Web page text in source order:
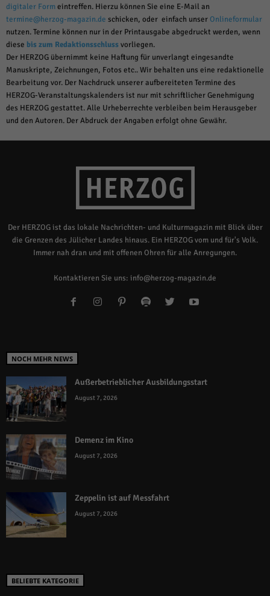
digitaler Formeintreffen. Hierzu können Sie eine E-Mail an
termine@herzog-magazin.de schicken, oder einfach unserOnlineformular
nutzen. Termine können nur in der Printausgabe abgedruckt werden, wenn
diese bis zum Redaktionsschlussvorliegen.
Der HERZOG übernimmt keine Haftung für unverlangt eingesandte
Manuskripte, Zeichnungen, Fotos etc.. Wir behalten uns eine redaktionelle
Bearbeitung vor. Der Nachdruck unserer aufbereiteten Termine des
HERZOG-Veranstaltungskalenders ist nur mit schriftlicher Genehmigung
des HERZOG gestattet. Alle Urheberrechte verbleiben beim Herausgeber
und den Autoren. Der Abdruck der Angaben erfolgt ohne Gewähr.
Der HERZOG ist das lokale Nachrichten- und Kulturmagazin mit Blick über
die Grenzen des Jülicher Landes hinaus. Ein HERZOG vom und für's Volk.
Immer nah dran und mit offenen Ohren für alle Anregungen.
Kontaktieren Sie uns: info@herzog-magazin.de
NOCH MEHR NEWS
Außerbetrieblicher Ausbildungsstart
August 7, 2026
Demenz im Kino
August 7, 2026
Zeppelin ist auf Messfahrt
August 7, 2026
BELIEBTE KATEGORIE